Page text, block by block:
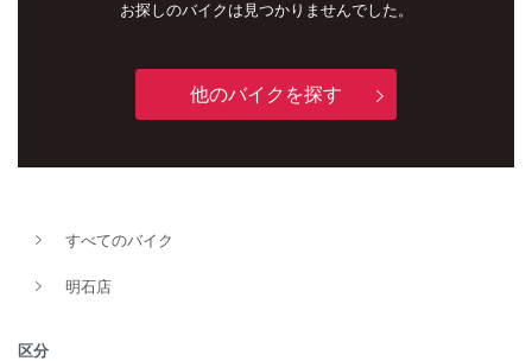
お探しのバイクは見つかりませんでした。
他のバイクを探す
すべてのバイク
明石店
区分
新車
タイプ